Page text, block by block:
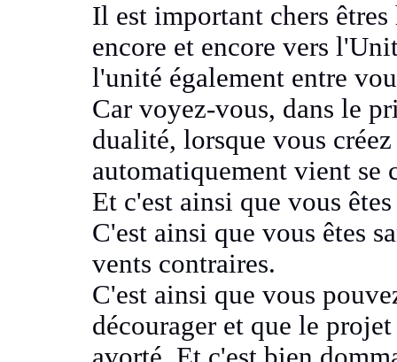
Il est important chers êtres
encore et encore vers
l'unité également entre
Car voyez-vous, dans le
dualité,lorsque vous
automatiquement vient se
Et c'est ainsi que vous
C'est ainsi quevous êtes
vents contraires.
C'est ainsi que vous
décourager et que le